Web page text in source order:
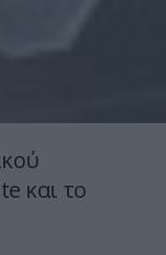
και το